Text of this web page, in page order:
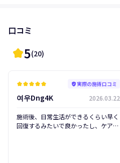
口コミ
kid_star5(20)
kid_starkid_starkid_starkid_starkid_star verified_user実際の施術口コミ
여우Dng4K 2026.03.22
後 前
施術後、日常生活ができるくらい早く
回復するみたいで良かったし、ケアを